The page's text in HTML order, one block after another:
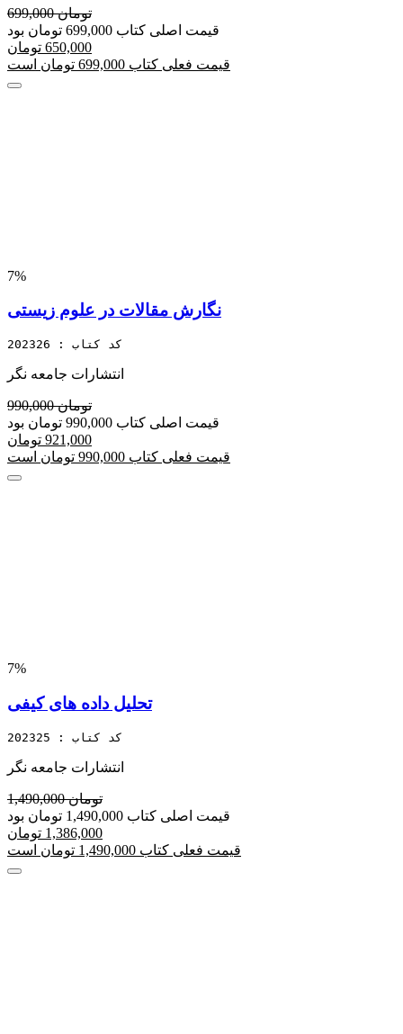
699,000 تومان
قیمت اصلی کتاب 699,000 تومان بود
650,000 تومان
قیمت فعلی کتاب 699,000 تومان است
7%
نگارش مقالات در علوم زیستی
کد کتاب : 202326
انتشارات جامعه نگر
990,000 تومان
قیمت اصلی کتاب 990,000 تومان بود
921,000 تومان
قیمت فعلی کتاب 990,000 تومان است
7%
تحلیل داده های کیفی
کد کتاب : 202325
انتشارات جامعه نگر
1,490,000 تومان
قیمت اصلی کتاب 1,490,000 تومان بود
1,386,000 تومان
قیمت فعلی کتاب 1,490,000 تومان است